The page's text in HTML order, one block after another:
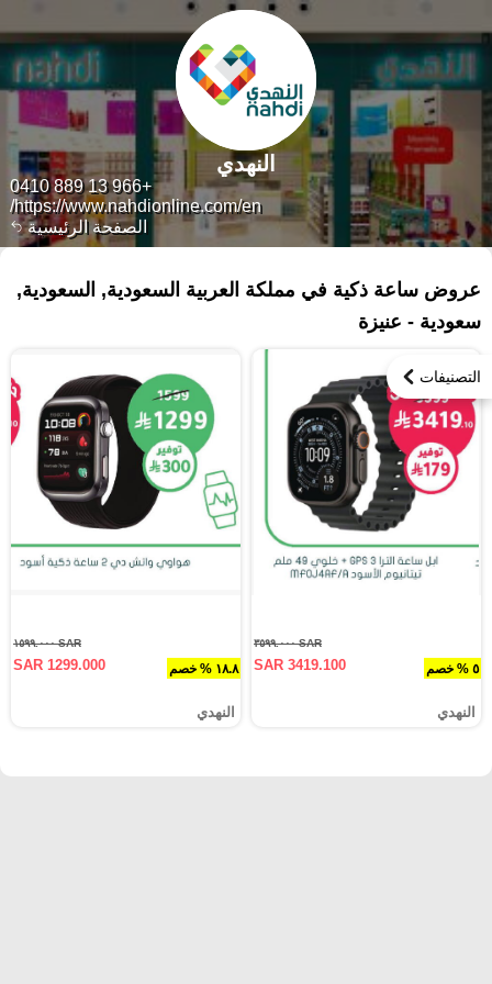
الصفحة الرئيسية
+966 13 889 0410
https://www.nahdionline.com/en/
النهدي
التصنيفات
عروض ساعة ذكية في مملكة العربية السعودية, السعودية,
سعودية - عنيزة
٥ % خصم
SAR ٣٥٩٩.٠٠٠
SAR 3419.100
النهدي
١٨.٨ % خصم
SAR ١٥٩٩.٠٠٠
SAR 1299.000
النهدي